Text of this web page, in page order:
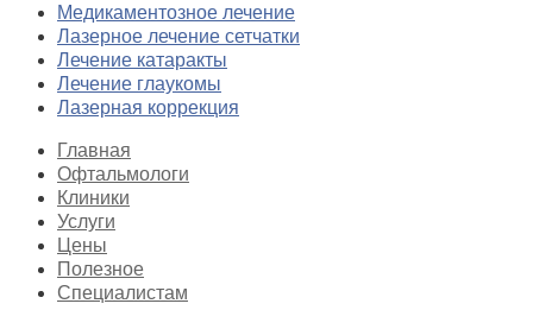
Медикаментозное лечение
Лазерное лечение сетчатки
Лечение катаракты
Лечение глаукомы
Лазерная коррекция
Главная
Офтальмологи
Клиники
Услуги
Цены
Полезное
Специалистам